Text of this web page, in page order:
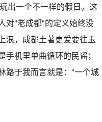
出一个不一样的假日。这
对"老成都"的定义始终没
浪，成都土著更爱要往玉
机里单曲循环的民谣；
路于我而言就是："一个城